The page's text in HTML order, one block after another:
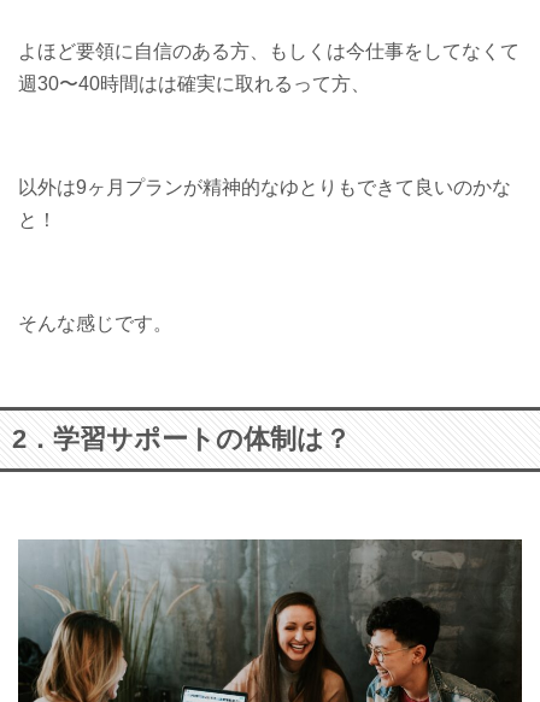
よほど要領に自信のある方、もしくは今仕事をしてなくて
週30〜40時間はは確実に取れるって方、
以外は9ヶ月プランが精神的なゆとりもできて良いのかな
と！
そんな感じです。
2．学習サポートの体制は？